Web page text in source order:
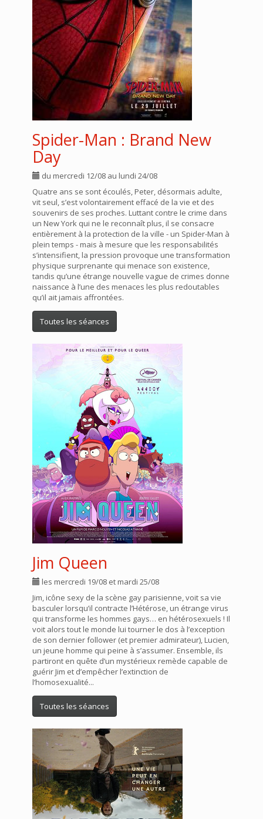
Spider-Man : Brand New
Day
du mercredi 12/08 au lundi 24/08
Quatre ans se sont écoulés, Peter, désormais adulte,
vit seul, s’est volontairement effacé de la vie et des
souvenirs de ses proches. Luttant contre le crime dans
un New York qui ne le reconnaît plus, il se consacre
entièrement à la protection de la ville - un Spider-Man à
plein temps - mais à mesure que les responsabilités
s’intensifient, la pression provoque une transformation
physique surprenante qui menace son existence,
tandis qu’une étrange nouvelle vague de crimes donne
naissance à l’une des menaces les plus redoutables
qu’il ait jamais affrontées.
Toutes les séances
Jim Queen
les mercredi 19/08 et mardi 25/08
Jim, icône sexy de la scène gay parisienne, voit sa vie
basculer lorsqu’il contracte l’Hétérose, un étrange virus
qui transforme les hommes gays… en hétérosexuels ! Il
voit alors tout le monde lui tourner le dos à l’exception
de son dernier follower (et premier admirateur), Lucien,
un jeune homme qui peine à s’assumer. Ensemble, ils
partiront en quête d’un mystérieux remède capable de
guérir Jim et d’empêcher l’extinction de
l’homosexualité...
Toutes les séances